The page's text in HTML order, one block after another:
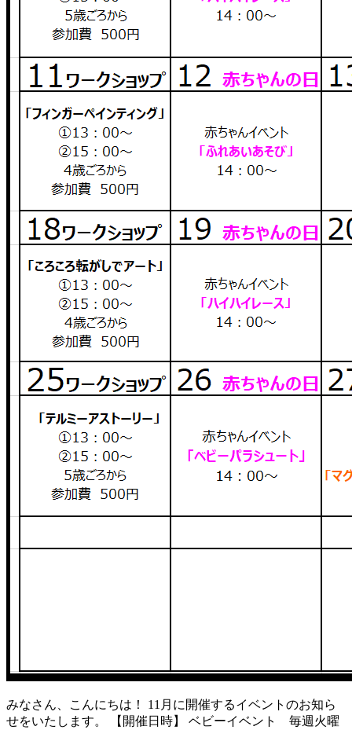
みなさん、こんにちは！ 11月に開催するイベントのお知ら
せをいたします。 【開催日時】 ベビーイベント 毎週火曜